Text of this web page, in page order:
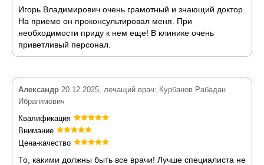
Игорь Владимирович очень грамотный и знающий доктор.
На приеме он проконсультировал меня. При
необходимости приду к нем еще! В клинике очень
приветливый персонал.
Александр 20.12.2025, лечащий врач: Курбанов Рабадан
Ибрагимович
Квалификация
Внимание
Цена-качество
То, какими должны быть все врачи! Лучше специалиста не